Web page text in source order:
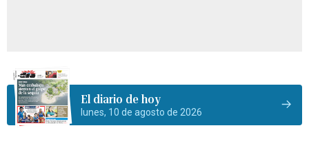
El diario de hoy
lunes, 10 de agosto de 2026